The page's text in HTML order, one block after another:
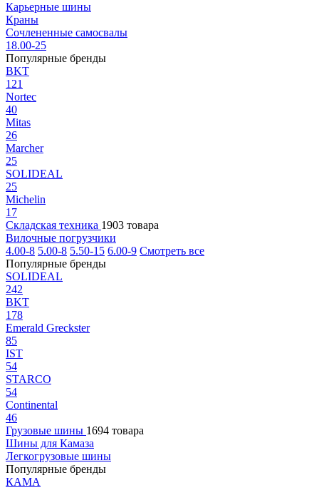
Карьерные шины
Краны
Сочлененные самосвалы
18.00-25
Популярные бренды
BKT
121
Nortec
40
Mitas
26
Marcher
25
SOLIDEAL
25
Michelin
17
Складская техника 1903 товара
Вилочные погрузчики
4.00-8 5.00-8 5.50-15 6.00-9 Смотреть все
Популярные бренды
SOLIDEAL
242
BKT
178
Emerald Greckster
85
IST
54
STARCO
54
Continental
46
Грузовые шины 1694 товара
Шины для Камаза
Легкогрузовые шины
Популярные бренды
КАМА